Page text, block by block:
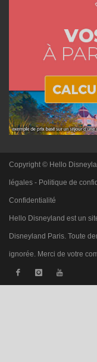
Copyright © Hello
légales - Politique de
Confidentialité
Hello Disneyland est un
Disneyland Paris. Toute
ignorée. Merci de votre